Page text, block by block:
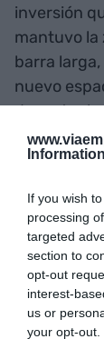
Information
If you wish
processing
targeted
section to
opt-out
interest-
us or
your opt-out.
inversión
mantuvo la
barra
nuevo
degustar
relajada y
entre los
la época),
de mini-
coctelero,
ya eran un